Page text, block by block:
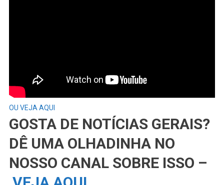
OU VEJA AQUI
GOSTA DE NOTÍCIAS GERAIS?
DÊ UMA OLHADINHA NO
NOSSO CANAL SOBRE ISSO –